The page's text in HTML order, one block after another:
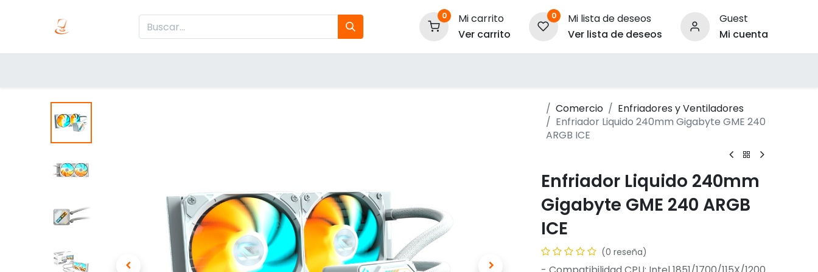
0
Mi carrito
Ver carrito
0
Mi lista de deseos
Ver lista de deseos
Guest
Mi cuenta
Comercio
Enfriadores y Ventiladores
Enfriador Liquido 240mm Gigabyte GME 240
ARGB ICE
Enfriador Liquido 240mm
Gigabyte GME 240 ARGB
ICE
(0 reseña)